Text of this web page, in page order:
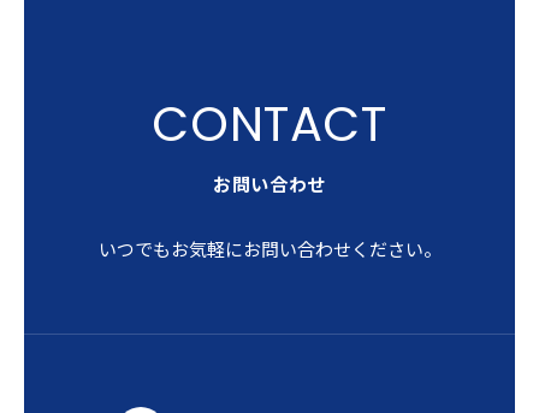
お問い合わせ
いつでもお気軽にお問い合わせください。